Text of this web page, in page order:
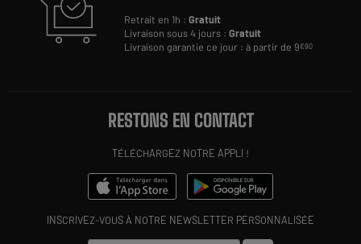
Retrait en 1h :Gratuit
Livraison sous 4 jours :Gratuit
Livraison garantie ce jour : à partir de 9€90
RESTONS EN CONTACT
TÉLÉCHARGEZ NOTRE APPLI !
INSCRIVEZ-VOUS À NOTRE NEWSLETTER PERSONNALISÉE